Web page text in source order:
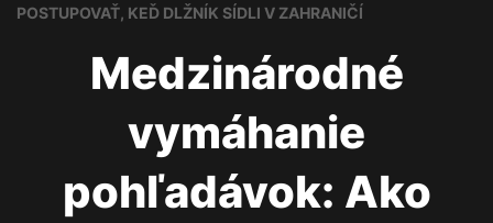
POSTUPOVAŤ, KEĎ DLŽNÍK SÍDLI V ZAHRANIČÍ
Medzinárodné
vymáhanie
pohľadávok: Ako